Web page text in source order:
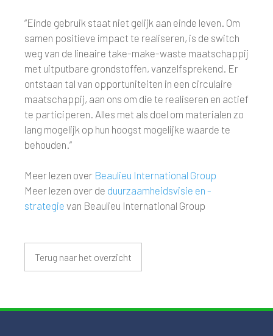
“Einde gebruik staat niet gelijk aan einde leven. Om
samen positieve impact te realiseren, is de switch
weg van de lineaire take-make-waste maatschappij
met uitputbare grondstoffen, vanzelfsprekend. Er
ontstaan tal van opportuniteiten in een circulaire
maatschappij, aan ons om die te realiseren en actief
te participeren. Alles met als doel om materialen zo
lang mogelijk op hun hoogst mogelijke waarde te
behouden.”
Meer lezen over Beaulieu International Group
Meer lezen over de duurzaamheidsvisie en -
strategie van Beaulieu International Group
Terug naar het overzicht